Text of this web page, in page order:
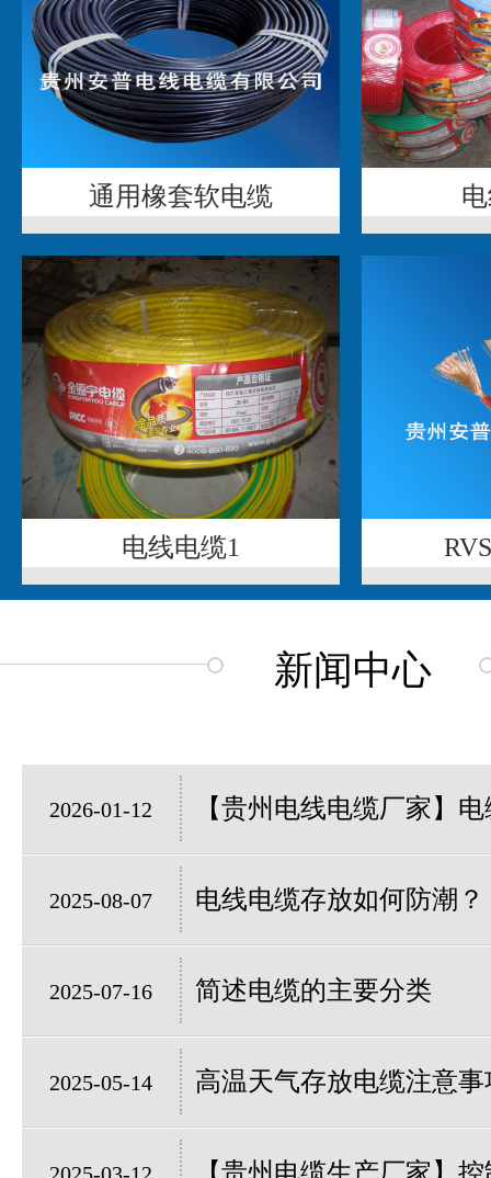
通用橡套软电缆
电线电缆1
新闻中心
2026-01-12 【贵州电线电缆厂家】
2025-08-07 电线电缆存放如何防潮？
2025-07-16 简述电缆的主要分类
2025-05-14 高温天气存放电缆注意事